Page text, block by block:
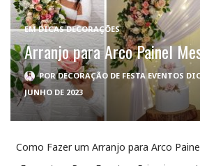
EMDICAS DECORAÇÕES
Arranjo para Arco Painel
PORDECORAÇÃO DE FESTA EVENTOS
JUNHO DE 2023
Como Fazer um Arranjo para Arco